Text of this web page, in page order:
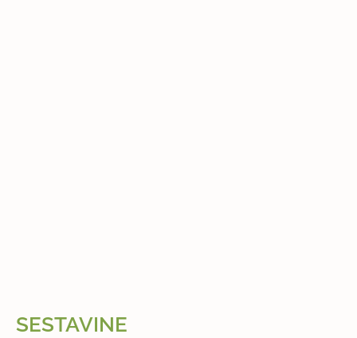
SESTAVINE